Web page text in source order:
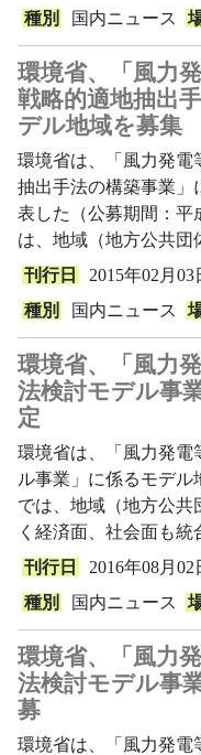
種別
国内ニュース
環境省、「風力
戦略的適地抽出
デル地域を募集
環境省は、「風力発電
抽出手法の構築事業」
表した（公募期間：平
は、地域（地方公共団
刊行日
2015年02月03
種別
国内ニュース
環境省、「風力
法検討モデル事
定
環境省は、「風力発電
ル事業」に係るモデ
では、地域（地方公共
く経済面、社会面も
刊行日
2016年08月02
種別
国内ニュース
環境省、「風力
法検討モデル事
募
環境省は、「風力発電